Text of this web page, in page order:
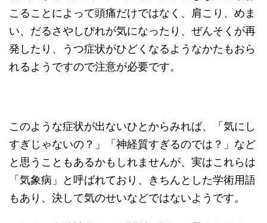
こることによって頭痛だけではなく、肩こり、めま
い、だるさやしびれが気になったり、ぜんそくが再
発したり、うつ症状がひどくなるようなかたもおら
れるようですので注意が必要です。
このような症状が出ないひとからみれば、「気にし
すぎじゃないの？」「神経質すぎるのでは？」など
と思うこともあるかもしれませんが、実はこれらは
「気象病」と呼ばれており、きちんとした学術用語
もあり、決して気のせいなどではないようです。